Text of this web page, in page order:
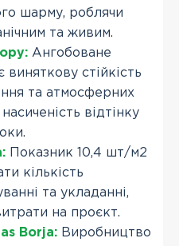
шарму, роблячи
та живим.
Ангобоване
виняткову стійкість
та атмосферних
відтінку
Показник 10,4 шт/м2
кількість
та укладанні,
на проєкт.
Borja: Виробництво